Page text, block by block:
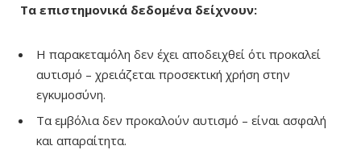
Τα επιστημονικά δεδομένα δείχνουν:
Η παρακεταμόλη δεν έχει αποδειχθεί ότι προκαλεί
αυτισμό – χρειάζεται προσεκτική χρήση στην
εγκυμοσύνη.
Τα εμβόλια δεν προκαλούν αυτισμό – είναι ασφαλή
και απαραίτητα.